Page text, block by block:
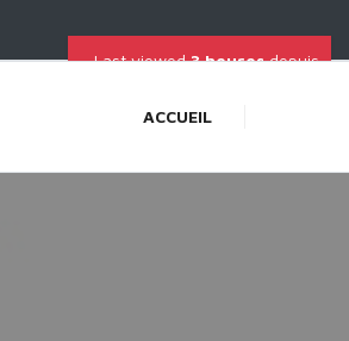
ACCUEIL
Last viewed3 heuresdepuis